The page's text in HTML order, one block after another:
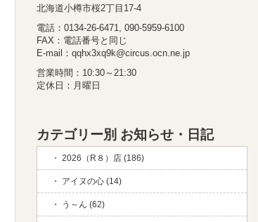
北海道小樽市桜2丁目17-4
電話：0134-26-6471, 090-5959-6100
FAX：電話番号と同じ
E-mail：qqhx3xq9k@circus.ocn.ne.jp
営業時間：10:30～21:30
定休日：月曜日
カテゴリー別 お知らせ・日記
2026（R８）店 (186)
アイヌの心 (14)
う～ん (62)